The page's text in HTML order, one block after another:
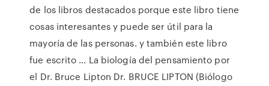
de los libros destacados porque este libro tiene
cosas interesantes y puede ser útil para la
mayoría de las personas. y también este libro
fue escrito … La biología del pensamiento por
el Dr. Bruce Lipton Dr. BRUCE LIPTON (Biólogo